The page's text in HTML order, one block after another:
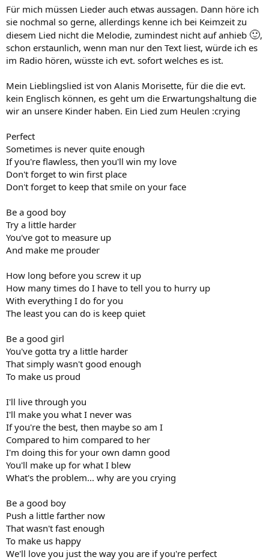
Für mich müssen Lieder auch etwas aussagen. Dann höre ich
sie nochmal so gerne, allerdings kenne ich bei Keimzeit zu
diesem Lied nicht die Melodie, zumindest nicht auf anhieb 🙂,
schon erstaunlich, wenn man nur den Text liest, würde ich es
im Radio hören, wüsste ich evt. sofort welches es ist.
Mein Lieblingslied ist von Alanis Morisette, für die die evt.
kein Englisch können, es geht um die Erwartungshaltung die
wir an unsere Kinder haben. Ein Lied zum Heulen :crying
Perfect
Sometimes is never quite enough
If you're flawless, then you'll win my love
Don't forget to win first place
Don't forget to keep that smile on your face
Be a good boy
Try a little harder
You've got to measure up
And make me prouder
How long before you screw it up
How many times do I have to tell you to hurry up
With everything I do for you
The least you can do is keep quiet
Be a good girl
You've gotta try a little harder
That simply wasn't good enough
To make us proud
I'll live through you
I'll make you what I never was
If you're the best, then maybe so am I
Compared to him compared to her
I'm doing this for your own damn good
You'll make up for what I blew
What's the problem... why are you crying
Be a good boy
Push a little farther now
That wasn't fast enough
To make us happy
We'll love you just the way you are if you're perfect